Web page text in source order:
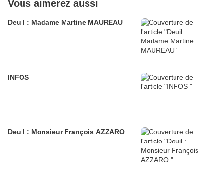
Vous aimerez aussi
Deuil : Madame Martine MAUREAU
INFOS
Deuil : Monsieur François AZZARO